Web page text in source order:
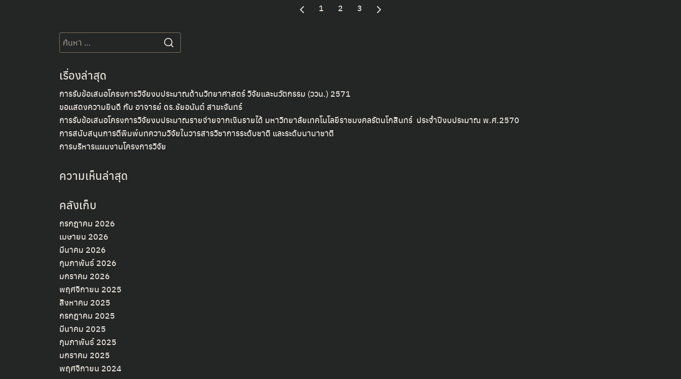
1 2 3
Search
for:
เรื่องล่าสุด
การรับข้อเสนอโครงการวิจัยงบประมาณด้านวิทยาศาสตร์ วิจัยและนวัตกรรม (ววน.) 2571
ขอแสดงความยินดี กับ อาจารย์ ดร.ชัยอนันต์ สาขะจันทร์
การรับข้อเสนอโครงการวิจัยงบประมาณรายจ่ายจากเงินรายได้ มหาวิทยาลัยเทคโนโลยีราชมงคลรัตนโกสินทร์ ประจำปีงบประมาณ พ.ศ.2570
การสนับสนุนการตีพิมพ์บทความวิจัยในวารสารวิชาการระดับชาติ และระดับนานาชาติ
การบริหารแผนงานโครงการวิจัย
ความเห็นล่าสุด
คลังเก็บ
กรกฎาคม 2026
เมษายน 2026
มีนาคม 2026
กุมภาพันธ์ 2026
มกราคม 2026
พฤศจิกายน 2025
สิงหาคม 2025
กรกฎาคม 2025
มีนาคม 2025
กุมภาพันธ์ 2025
มกราคม 2025
พฤศจิกายน 2024